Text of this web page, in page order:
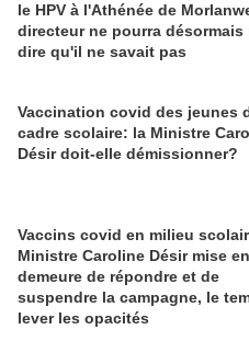
le HPV à l'Athénée de
directeur ne pourra désormais
dire qu'il ne savait pas
Vaccination covid des jeunes
cadre scolaire: la Ministre
Désir doit-elle démissionner?
Vaccins covid en milieu
Ministre Caroline Désir mise en
demeure de répondre et de
suspendre la campagne, le
lever les opacités